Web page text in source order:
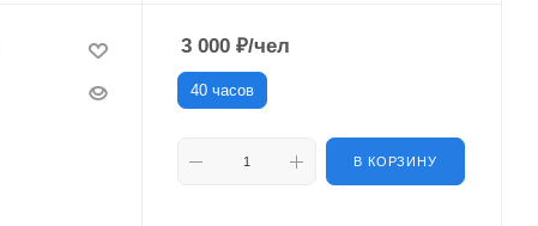
3 000 ₽/чел
40 часов
В КОРЗИНУ